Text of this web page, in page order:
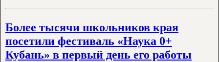
Более тысячи школьников края
посетили фестиваль «Наука 0+
Кубань» в первый день его работы